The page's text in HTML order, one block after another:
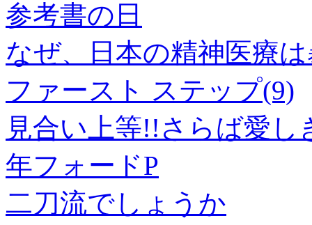
参考書の日
なぜ、日本の精神医療
ファースト ステップ(9)
見合い上等!!さらば愛
年フォードP
二刀流でしょうか